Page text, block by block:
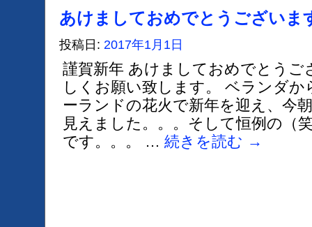
あけましておめでとうございま
投稿日: 2017年1月1日
謹賀新年 あけましておめでとうご
しくお願い致します。 ベランダ
ーランドの花火で新年を迎え、今
見えました。。。そして恒例の（
です。。。 … 続きを読む →